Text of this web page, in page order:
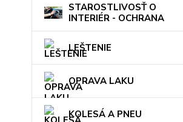
STAROSTLIVOSŤ O
INTERIÉR - OCHRANA
LEŠTENIE
OPRAVA LAKU
KOLESÁ A PNEU